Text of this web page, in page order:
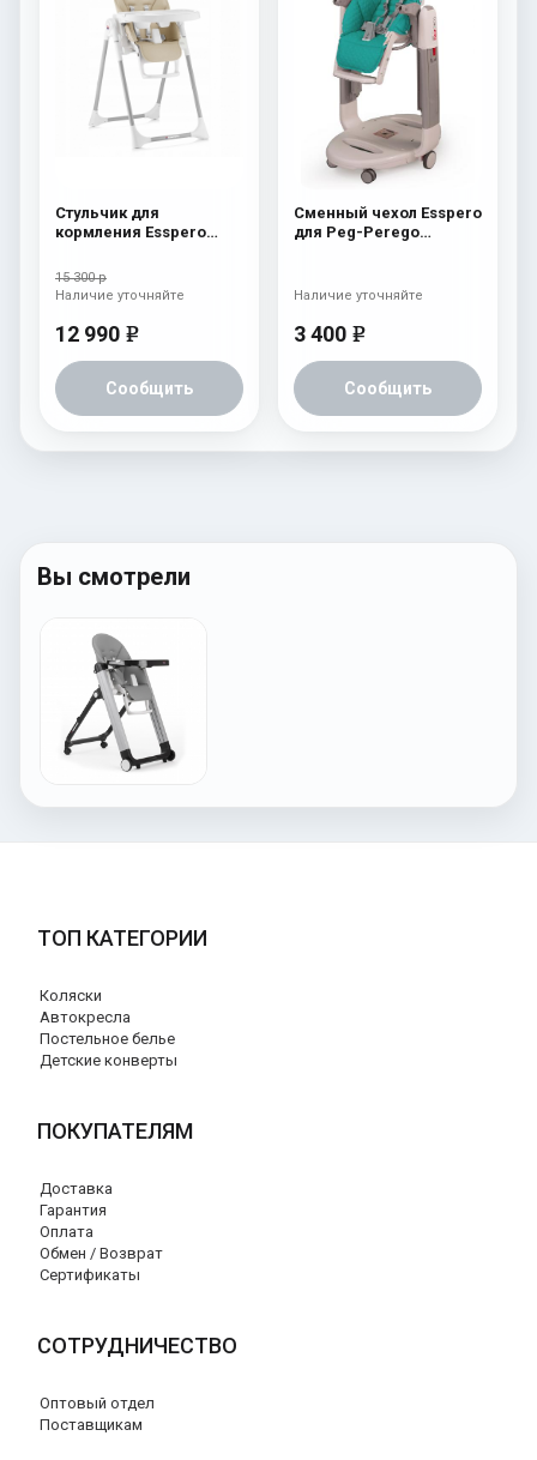
Стульчик для
кормления Esspero
15 300 р
12 990 e
Сообщить
Наличие уточняйте
Сменный чехол Esspero
для Peg-Perego
3 400 e
Сообщить
Наличие уточняйте
Вы смотрели
ТОП КАТЕГОРИИ
Коляски
Автокресла
Постельное белье
Детские конверты
ПОКУПАТЕЛЯМ
Доставка
Гарантия
Оплата
Обмен / Возврат
Сертификаты
СОТРУДНИЧЕСТВО
Оптовый отдел
Поставщикам